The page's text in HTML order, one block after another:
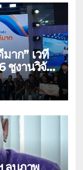
าก” เวที
ชูงานวิจัย
รมสู่เชิง
ลบภาพ